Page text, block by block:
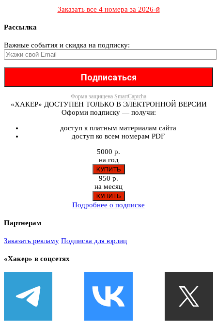
Заказать все 4 номера за 2026-й
Рассылка
Важные события и скидка на подписку:
Форма защищена SmartCaptcha
«ХАКЕР» ДОСТУПЕН ТОЛЬКО В ЭЛЕКТРОННОЙ ВЕРСИИ
Оформи подписку — получи:
доступ к платным материалам сайта
доступ ко всем номерам PDF
5000 р.
на год
950 р.
на месяц
Подробнее о подписке
Партнерам
Заказать рекламу Подписка для юрлиц
«Хакер» в соцсетях